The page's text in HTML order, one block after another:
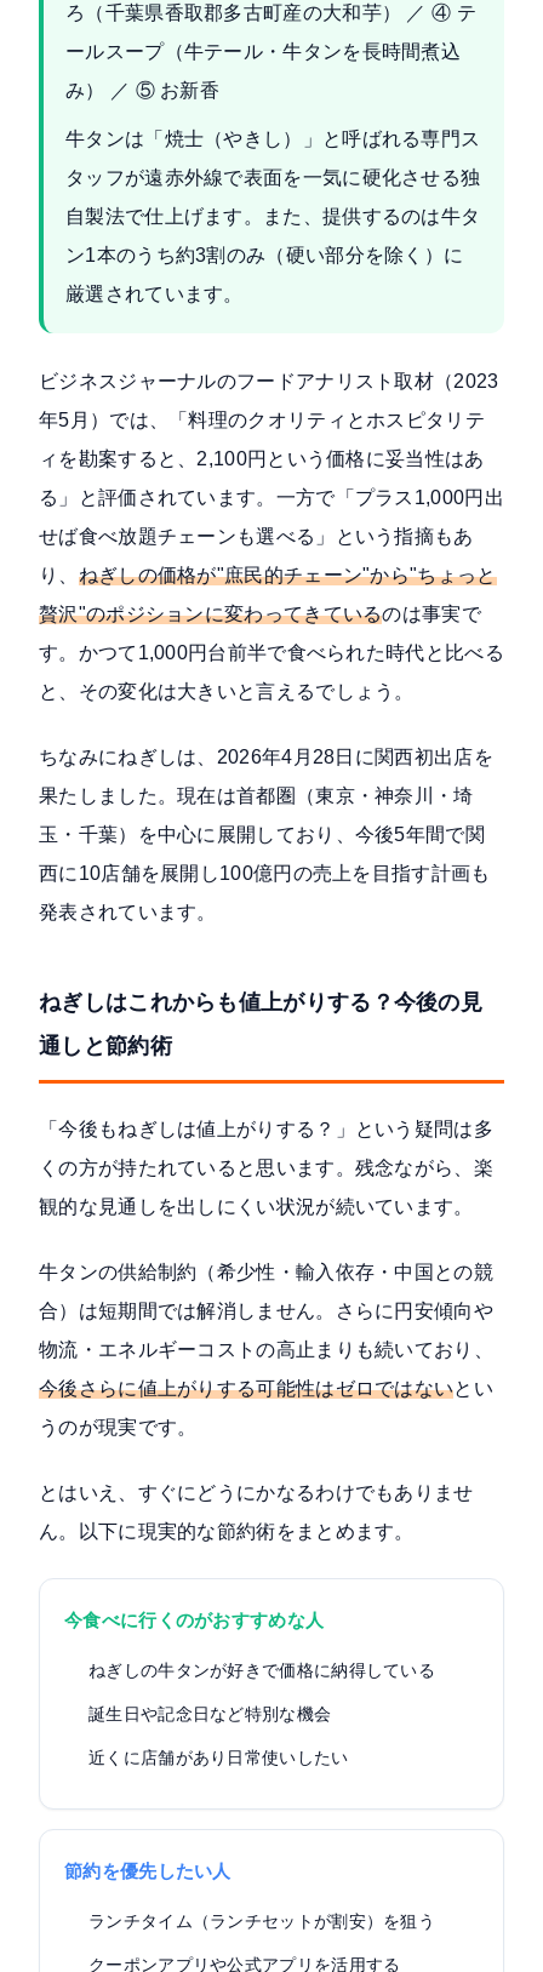
ろ（千葉県香取郡多古町産の大和芋） ／ ④ テ
ールスープ（牛テール・牛タンを長時間煮込
み） ／ ⑤ お新香
牛タンは「焼士（やきし）」と呼ばれる専門ス
タッフが遠赤外線で表面を一気に硬化させる独
自製法で仕上げます。また、提供するのは牛タ
ン1本のうち約3割のみ（硬い部分を除く）に
厳選されています。
ビジネスジャーナルのフードアナリスト取材（2023
年5月） では、「料理のクオリティとホスピタリテ
ィを勘案すると、2,100円という価格に妥当性はあ
る」と評価されています。一方で「プラス1,000円出
せば食べ放題チェーンも選べる」という指摘もあ
り、 ねぎしの価格が"庶民的チェーン"から"ちょっと
贅沢"のポジションに変わってきているのは事実で
す。かつて1,000円台前半で食べられた時代と比べる
と、その変化は大きいと言えるでしょう。
ちなみにねぎしは、 2026年4月28日に関西初出店を
果たしました。現在は首都圏（東京・神奈川・埼
玉・千葉）を中心に展開しており、今後5年間で関
西に10店舗を展開し100億円の売上を目指す計画も
発表されています。
ねぎしはこれからも値上がりする？今後の見
通しと節約術
「今後もねぎしは値上がりする？」という疑問は多
くの方が持たれていると思います。残念ながら、楽
観的な見通しを出しにくい状況が続いています。
牛タンの供給制約（希少性・輸入依存・中国との競
合）は短期間では解消しません。さらに円安傾向や
物流・エネルギーコストの高止まりも続いており、
今後さらに値上がりする可能性はゼロではないとい
うのが現実です。
とはいえ、すぐにどうにかなるわけでもありませ
ん。以下に現実的な節約術をまとめます。
今食べに行くのがおすすめな人
ねぎしの牛タンが好きで価格に納得している
誕生日や記念日など特別な機会
近くに店舗があり日常使いしたい
節約を優先したい人
ランチタイム（ランチセットが割安）を狙う
クーポンアプリや公式アプリを活用する